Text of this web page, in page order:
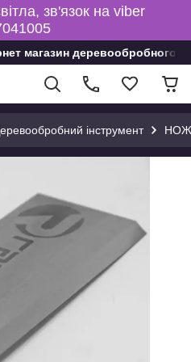
зв'язок на viber
магазин деревообробного
інструмент